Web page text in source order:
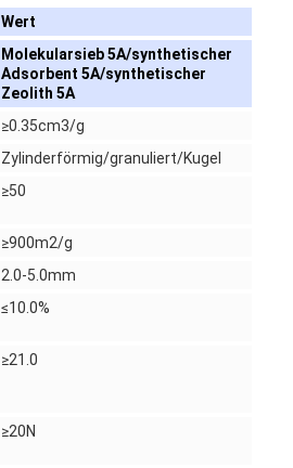
Wert
Molekularsieb 5A/synthetischer
Adsorbent 5A/synthetischer
Zeolith 5A
≥0.35cm3/g
Zylinderförmig/granuliert/Kugel
≥50
≥900m2/g
2.0-5.0mm
≤10.0%
≥21.0
≥20N